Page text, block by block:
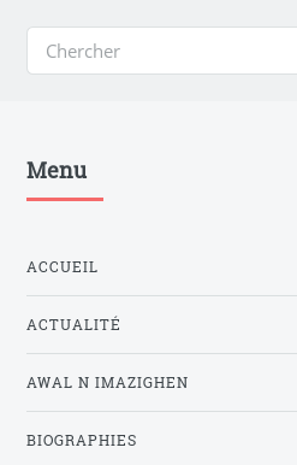
Menu
ACCUEIL
ACTUALITÉ
AWAL N IMAZIGHEN
BIOGRAPHIES